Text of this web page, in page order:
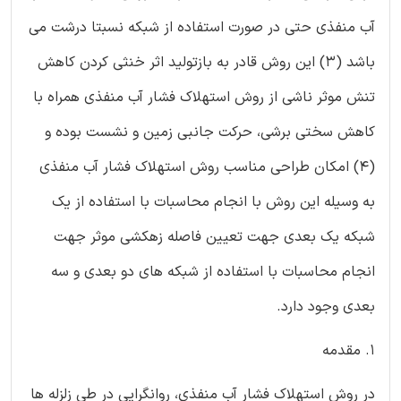
آب منفذی حتی در صورت استفاده از شبکه نسبتا درشت می
باشد (3) این روش قادر به بازتولید اثر خنثی کردن کاهش
تنش موثر ناشی از روش استهلاک فشار آب منفذی همراه با
کاهش سختی برشی، حرکت جانبی زمین و نشست بوده و
(4) امکان طراحی مناسب روش استهلاک فشار آب منفذی
به وسیله این روش با انجام محاسبات با استفاده از یک
شبکه یک بعدی جهت تعیین فاصله زهکشی موثر جهت
انجام محاسبات با استفاده از شبکه های دو بعدی و سه
بعدی وجود دارد.
1. مقدمه
در روش استهلاک فشار آب منفذی، روانگرایی در طی زلزله ها